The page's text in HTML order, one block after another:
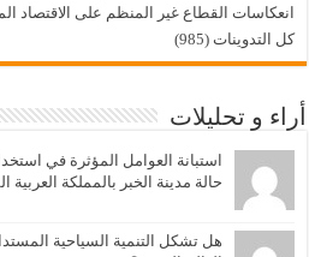
انعكاسات القطاع غير المنظم على الاقتصاد
كل التدوينات (985)
أراء و تحليلات
استبانة العوامل المؤثرة في
حالة مدينة الخبر بالمملكة العربية
هل تشكل التنمية السياحية